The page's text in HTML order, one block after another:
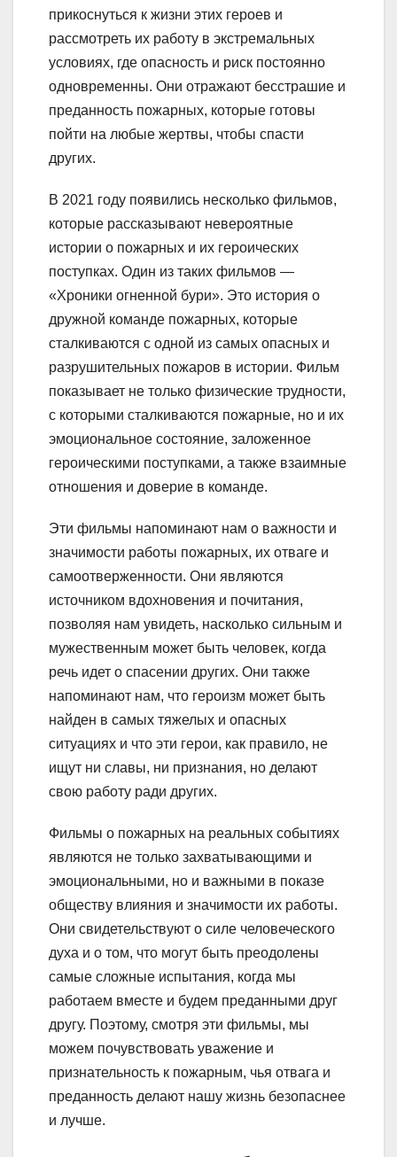
прикоснуться к жизни этих героев и
рассмотреть их работу в экстремальных
условиях, где опасность и риск постоянно
одновременны. Они отражают бесстрашие и
преданность пожарных, которые готовы
пойти на любые жертвы, чтобы спасти
других.
В 2021 году появились несколько фильмов,
которые рассказывают невероятные
истории о пожарных и их героических
поступках. Один из таких фильмов —
«Хроники огненной бури». Это история о
дружной команде пожарных, которые
сталкиваются с одной из самых опасных и
разрушительных пожаров в истории. Фильм
показывает не только физические трудности,
с которыми сталкиваются пожарные, но и их
эмоциональное состояние, заложенное
героическими поступками, а также взаимные
отношения и доверие в команде.
Эти фильмы напоминают нам о важности и
значимости работы пожарных, их отваге и
самоотверженности. Они являются
источником вдохновения и почитания,
позволяя нам увидеть, насколько сильным и
мужественным может быть человек, когда
речь идет о спасении других. Они также
напоминают нам, что героизм может быть
найден в самых тяжелых и опасных
ситуациях и что эти герои, как правило, не
ищут ни славы, ни признания, но делают
свою работу ради других.
Фильмы о пожарных на реальных событиях
являются не только захватывающими и
эмоциональными, но и важными в показе
обществу влияния и значимости их работы.
Они свидетельствуют о силе человеческого
духа и о том, что могут быть преодолены
самые сложные испытания, когда мы
работаем вместе и будем преданными друг
другу. Поэтому, смотря эти фильмы, мы
можем почувствовать уважение и
признательность к пожарным, чья отвага и
преданность делают нашу жизнь безопаснее
и лучше.